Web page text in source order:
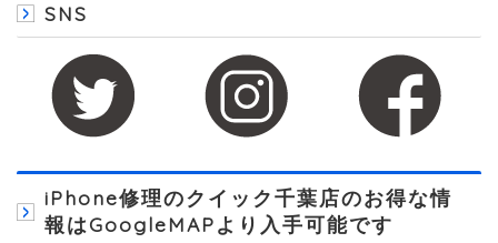
SNS
iPhone修理のクイック千葉店のお得な情
報はGoogleMAPより入手可能です